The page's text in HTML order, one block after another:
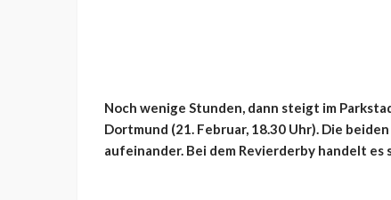
Noch wenige Stunden, dann steigt im
Dortmund (21. Februar, 18.30 Uhr). Die
aufeinander. Bei dem Revierderby handelt